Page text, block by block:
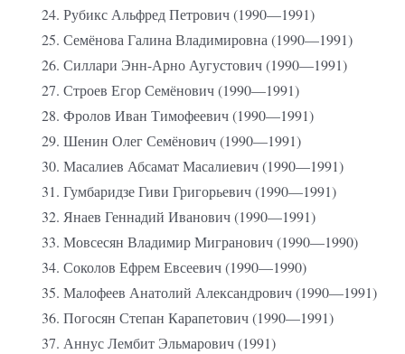
Рубикс Альфред Петрович (1990—1991)
Семёнова Галина Владимировна (1990—1991)
Силлари Энн-Арно Аугустович (1990—1991)
Строев Егор Семёнович (1990—1991)
Фролов Иван Тимофеевич (1990—1991)
Шенин Олег Семёнович (1990—1991)
Масалиев Абсамат Масалиевич (1990—1991)
Гумбаридзе Гиви Григорьевич (1990—1991)
Янаев Геннадий Иванович (1990—1991)
Мовсесян Владимир Мигранович (1990—1990)
Соколов Ефрем Евсеевич (1990—1990)
Малофеев Анатолий Александрович (1990—1991)
Погосян Степан Карапетович (1990—1991)
Аннус Лембит Эльмарович (1991)